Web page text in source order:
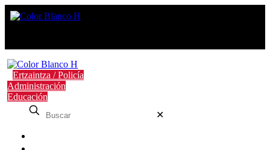
Ertzaintza / Policía
Administración
Educación
✕